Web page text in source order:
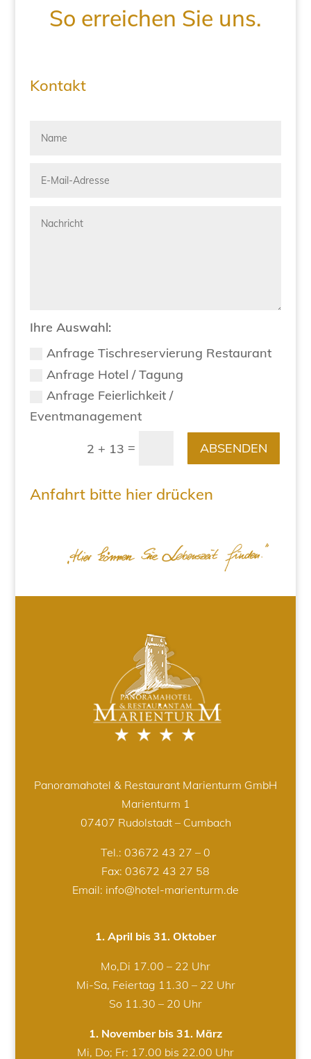
So erreichen Sie uns.
Kontakt
Ihre Auswahl:
Anfrage Tischreservierung Restaurant
Anfrage Hotel / Tagung
Anfrage Feierlichkeit /
Eventmanagement
2 + 13 = ABSENDEN
Anfahrt bitte hier drücken
Panoramahotel & Restaurant Marienturm GmbH
Marienturm 1
07407 Rudolstadt – Cumbach
Tel.: 03672 43 27 – 0
Fax: 03672 43 27 58
Email: info@hotel-marienturm.de
1. April bis 31. Oktober
Mo,Di 17.00 – 22 Uhr
Mi-Sa, Feiertag 11.30 – 22 Uhr
So 11.30 – 20 Uhr
1. November bis 31. März
Mi, Do; Fr: 17.00 bis 22.00 Uhr